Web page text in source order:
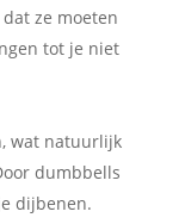
ze moeten
tot je niet
wat natuurlijk
dumbbells
dijbenen.